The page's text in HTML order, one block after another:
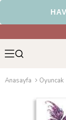
Anasayfa Oyuncak